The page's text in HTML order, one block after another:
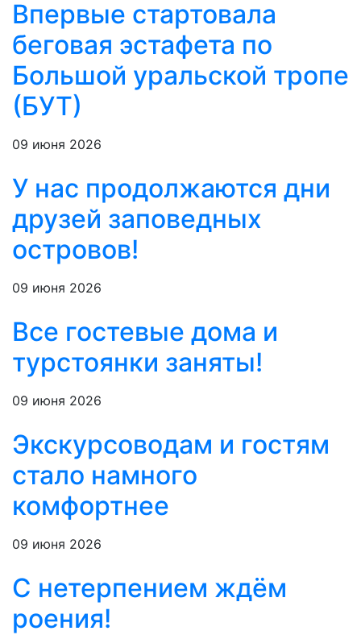
Впервые стартовала
беговая эстафета по
Большой уральской тропе
(БУТ)
09 июня 2026
У нас продолжаются дни
друзей заповедных
островов!
09 июня 2026
Все гостевые дома и
турстоянки заняты!
09 июня 2026
Экскурсоводам и гостям
стало намного
комфортнее
09 июня 2026
С нетерпением ждём
роения!